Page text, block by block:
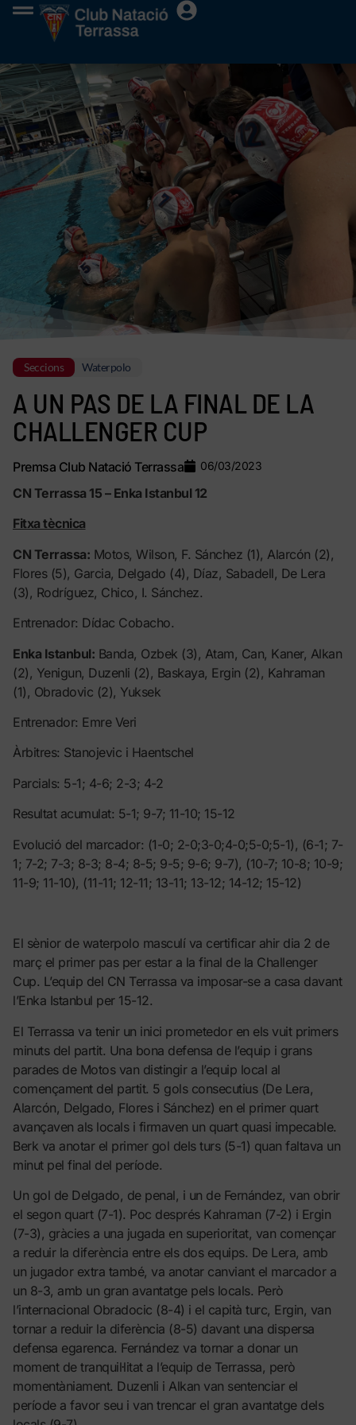
Seccions Waterpolo
A UN PAS DE LA FINAL DE LA
CHALLENGER CUP
Premsa Club Natació Terrassa 06/03/2023
CN Terrassa 15 – Enka Istanbul 12
Fitxa tècnica
CN Terrassa: Motos, Wilson, F. Sánchez (1), Alarcón (2),
Flores (5), Garcia, Delgado (4), Díaz, Sabadell, De Lera
(3), Rodríguez, Chico, I. Sánchez.
Entrenador: Dídac Cobacho.
Enka Istanbul: Banda, Ozbek (3), Atam, Can, Kaner, Alkan
(2), Yenigun, Duzenli (2), Baskaya, Ergin (2), Kahraman
(1), Obradovic (2), Yuksek
Entrenador: Emre Veri
Àrbitres: Stanojevic i Haentschel
Parcials: 5-1; 4-6; 2-3; 4-2
Resultat acumulat: 5-1; 9-7; 11-10; 15-12
Evolució del marcador: (1-0; 2-0;3-0;4-0;5-0;5-1), (6-1; 7-
1; 7-2; 7-3; 8-3; 8-4; 8-5; 9-5; 9-6; 9-7), (10-7; 10-8; 10-9;
11-9; 11-10), (11-11; 12-11; 13-11; 13-12; 14-12; 15-12)
El sènior de waterpolo masculí va certificar ahir dia 2 de
març el primer pas per estar a la final de la Challenger
Cup. L’equip del CN Terrassa va imposar-se a casa davant
l’Enka Istanbul per 15-12.
El Terrassa va tenir un inici prometedor en els vuit primers
minuts del partit. Una bona defensa de l’equip i grans
parades de Motos van distingir a l’equip local al
començament del partit. 5 gols consecutius (De Lera,
Alarcón, Delgado, Flores i Sánchez) en el primer quart
avançaven als locals i firmaven un quart quasi impecable.
Berk va anotar el primer gol dels turs (5-1) quan faltava un
minut pel final del període.
Un gol de Delgado, de penal, i un de Fernández, van obrir
el segon quart (7-1). Poc després Kahraman (7-2) i Ergin
(7-3), gràcies a una jugada en superioritat, van començar
a reduir la diferència entre els dos equips. De Lera, amb
un jugador extra també, va anotar canviant el marcador a
un 8-3, amb un gran avantatge pels locals. Però
l’internacional Obradocic (8-4) i el capità turc, Ergin, van
tornar a reduir la diferència (8-5) davant una dispersa
defensa egarenca. Fernández va tornar a donar un
moment de tranquil·litat a l’equip de Terrassa, però
momentàniament. Duzenli i Alkan van sentenciar el
període a favor seu i van trencar el gran avantatge dels